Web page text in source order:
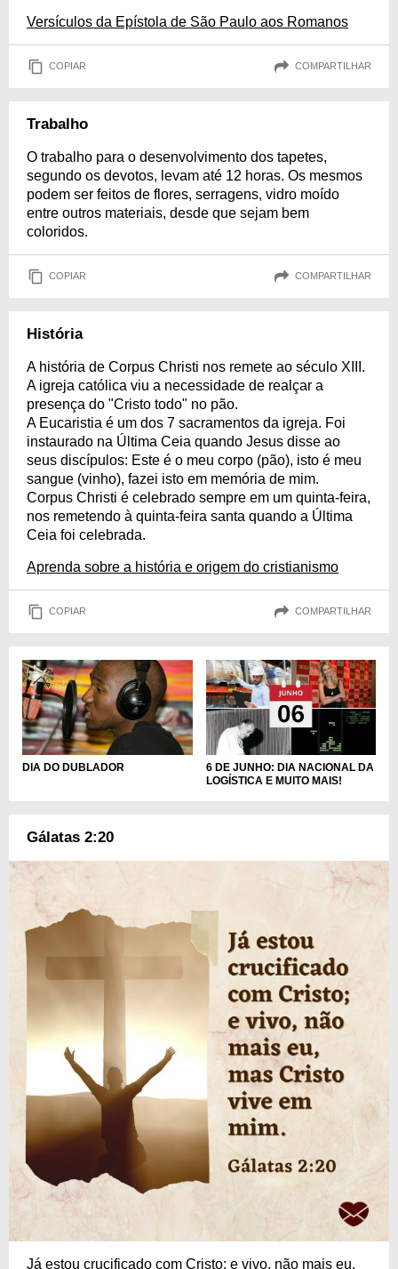
Versículos da Epístola de São Paulo aos Romanos
COPIAR COMPARTILHAR
Trabalho
O trabalho para o desenvolvimento dos tapetes,
segundo os devotos, levam até 12 horas. Os mesmos
podem ser feitos de flores, serragens, vidro moído
entre outros materiais, desde que sejam bem
coloridos.
COPIAR COMPARTILHAR
História
A história de Corpus Christi nos remete ao século XIII.
A igreja católica viu a necessidade de realçar a
presença do "Cristo todo" no pão.
A Eucaristia é um dos 7 sacramentos da igreja. Foi
instaurado na Última Ceia quando Jesus disse ao
seus discípulos: Este é o meu corpo (pão), isto é meu
sangue (vinho), fazei isto em memória de mim.
Corpus Christi é celebrado sempre em um quinta-feira,
nos remetendo à quinta-feira santa quando a Última
Ceia foi celebrada.
Aprenda sobre a história e origem do cristianismo
COPIAR COMPARTILHAR
DIA DO DUBLADOR
6 DE JUNHO: DIA NACIONAL DA
LOGÍSTICA E MUITO MAIS!
Gálatas 2:20
Já estou crucificado com Cristo; e vivo, não mais eu,